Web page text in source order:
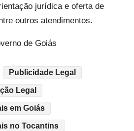
jurídica e oferta de
outros atendimentos.
de Goiás
Publicidade Legal
Legal
em Goiás
no Tocantins